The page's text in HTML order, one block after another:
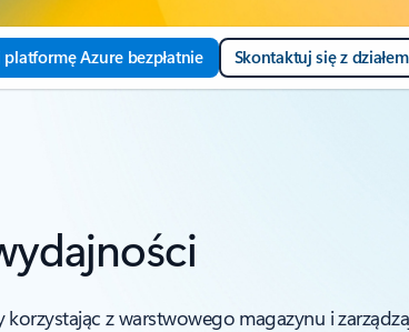
FAQ Następne kroki
Azure bezpłatnie Skontaktuj się z
z warstwowego magazynu i